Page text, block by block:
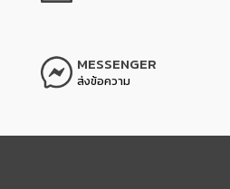
MESSENGER
ส่งข้อความ